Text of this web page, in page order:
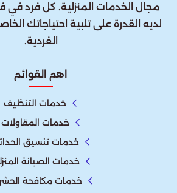
مجال الخدمات المنزلية. كل فرد في
لديه القدرة على تلبية احتياجاتك
الفردية.
اهم القوائم
خدمات التنظيف
خدمات المقاولات
خدمات تنسيق
خدمات الصيانة
خدمات مكافحة